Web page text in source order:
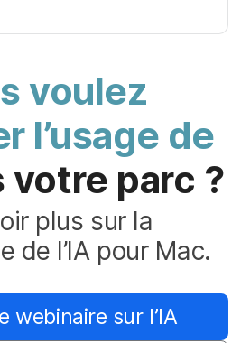
voulez
l’usage de
votre parc ?
plus sur la
de l’IA pour Mac.
webinaire sur l’IA